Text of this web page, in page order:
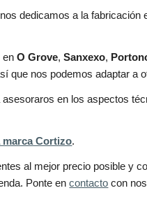
dedicamos a la fabricación
enO Grove,Sanxexo,
que nos podemos adaptar a
en los aspectos
marca Cortizo.
al mejor precio posible y
Ponte en contacto con